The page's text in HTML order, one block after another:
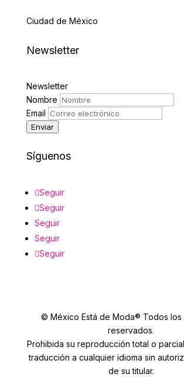
Ciudad de México
Newsletter
Newsletter
Nombre
Email
Enviar
Síguenos
Seguir
Seguir
Seguir
Seguir
Seguir
© México Está de Moda® Todos los
reservados.
Prohibida su reproducción total o
traducción a cualquier idioma sin
de su titular.